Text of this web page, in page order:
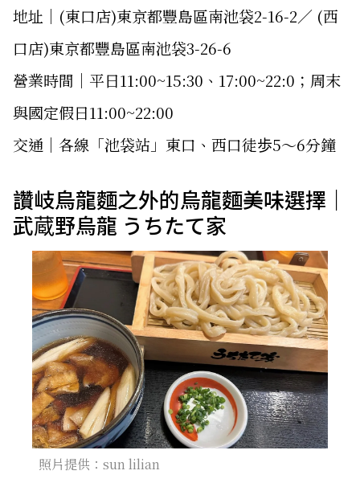
地址｜(東口店)東京都豐島區南池袋2-16-2／ (西
口店)東京都豐島區南池袋3-26-6
營業時間｜平日11:00~15:30、17:00~22:0；周末
與國定假日11:00~22:00
交通｜各線「池袋站」東口、西口徒歩5〜6分鐘
讚岐烏龍麵之外的烏龍麵美味選擇｜
武蔵野烏龍 うちたて家
照片提供：sun lilian